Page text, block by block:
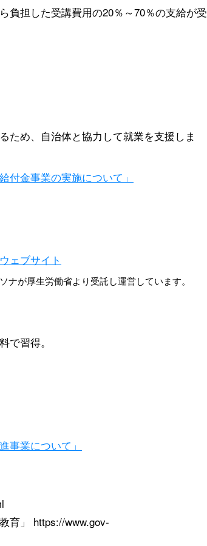
負担した受講費用の20％～70％の支給が受
ため、自治体と協力して就業を支援しま
付金事業の実施について」
ェブサイト
が厚生労働省より受託し運営しています。
で習得。
事業について」
育」 https://www.gov-